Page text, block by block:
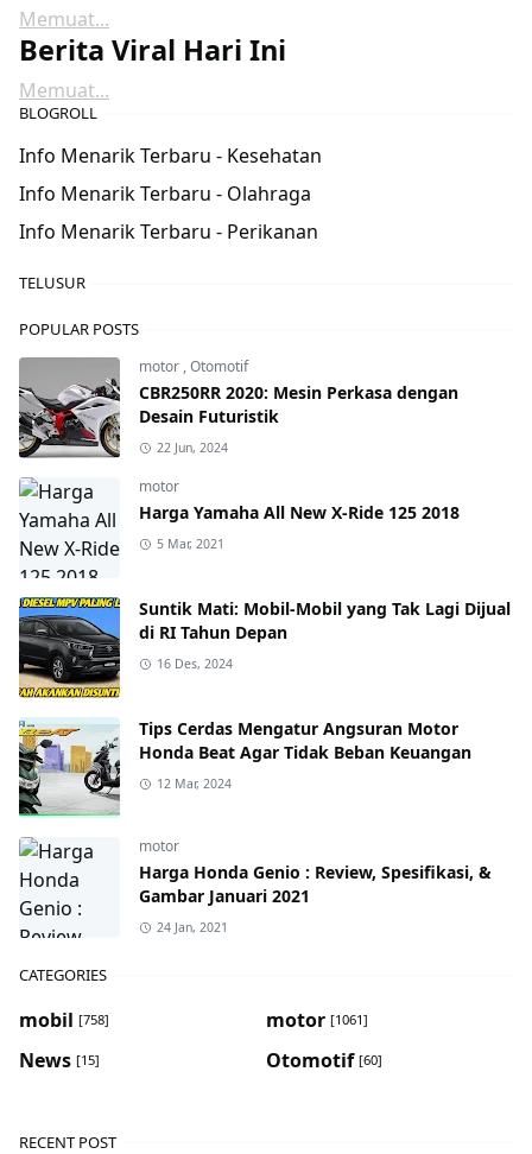
Memuat...
Berita Viral Hari Ini
Memuat...
BLOGROLL
Info Menarik Terbaru - Kesehatan
Info Menarik Terbaru - Olahraga
Info Menarik Terbaru - Perikanan
TELUSUR
POPULAR POSTS
motor ,Otomotif
CBR250RR 2020: Mesin Perkasa dengan
Desain Futuristik
22 Jun, 2024
motor
Harga Yamaha All New X-Ride 125 2018
5 Mar, 2021
Suntik Mati: Mobil-Mobil yang Tak Lagi Dijual
di RI Tahun Depan
16 Des, 2024
Tips Cerdas Mengatur Angsuran Motor
Honda Beat Agar Tidak Beban Keuangan
12 Mar, 2024
motor
Harga Honda Genio : Review, Spesifikasi, &
Gambar Januari 2021
24 Jan, 2021
CATEGORIES
mobil [758] motor [1061]
News [15] Otomotif [60]
RECENT POST